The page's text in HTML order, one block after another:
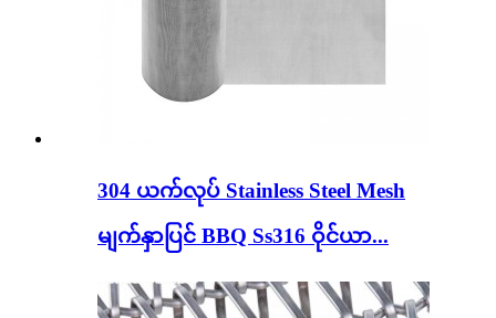
304 ယက်လုပ် Stainless Steel Mesh
မျက်နှာပြင် BBQ Ss316 ဝိုင်ယာ...